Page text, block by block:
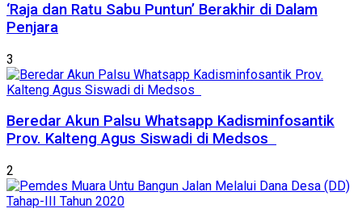
‘Raja dan Ratu Sabu Puntun’ Berakhir di Dalam
Penjara
3
Beredar Akun Palsu Whatsapp Kadisminfosantik
Prov. Kalteng Agus Siswadi di Medsos
2